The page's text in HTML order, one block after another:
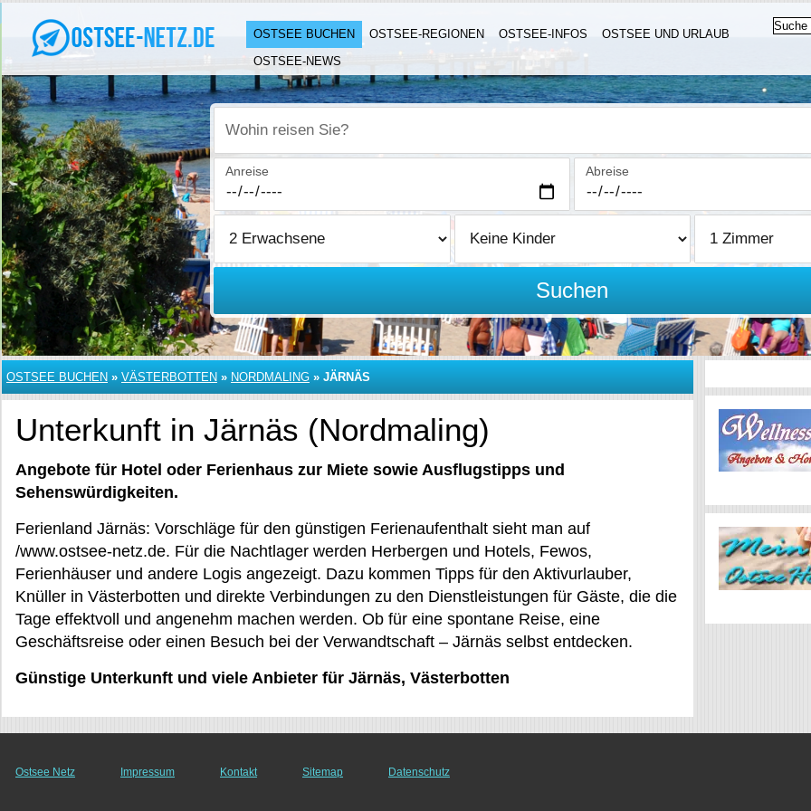
OSTSEE BUCHEN OSTSEE-REGIONEN OSTSEE-INFOS
OSTSEE UND URLAUB
OSTSEE-NEWS
Wohin reisen Sie?
Anreise Abreise
Suchen
OSTSEE BUCHEN » VÄSTERBOTTEN » NORDMALING » JÄRNÄS
Unterkunft in Järnäs (Nordmaling)
Angebote für Hotel oder Ferienhaus zur Miete sowie Ausflugstipps und
Sehenswürdigkeiten.
Ferienland Järnäs: Vorschläge für den günstigen Ferienaufenthalt sieht man auf
/www.ostsee-netz.de. Für die Nachtlager werden Herbergen und Hotels, Fewos,
Ferienhäuser und andere Logis angezeigt. Dazu kommen Tipps für den Aktivurlauber,
Knüller in Västerbotten und direkte Verbindungen zu den Dienstleistungen für Gäste, die die
Tage effektvoll und angenehm machen werden. Ob für eine spontane Reise, eine
Geschäftsreise oder einen Besuch bei der Verwandtschaft – Järnäs selbst entdecken.
Günstige Unterkunft und viele Anbieter für Järnäs, Västerbotten
Ostsee Netz Impressum Kontakt Sitemap Datenschutz